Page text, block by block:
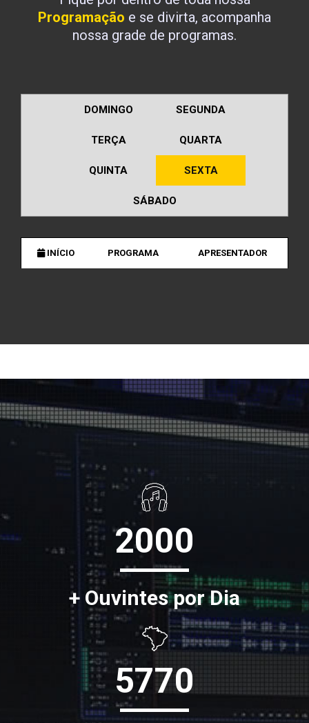
Programação e se divirta, acompanha
nossa grade de programas.
DOMINGO SEGUNDA
TERÇA QUARTA
QUINTA SEXTA
SÁBADO
INÍCIO PROGRAMA APRESENTADOR
2000
+ Ouvintes por Dia
5770